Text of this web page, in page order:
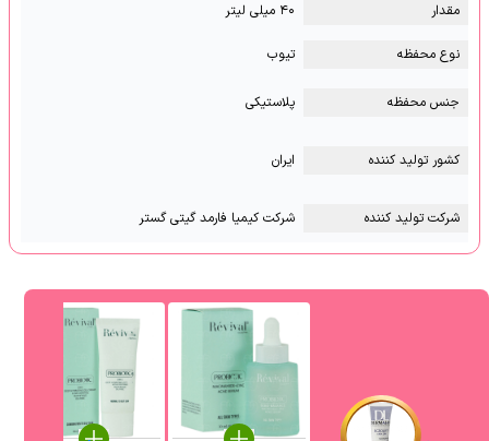
مقدار
۴۰ میلی لیتر
نوع محفظه تیوب
جنس محفظه پلاستیکی
کشور تولید کننده ایران
شرکت تولید کننده شرکت کیمیا فارمد گیتی گستر